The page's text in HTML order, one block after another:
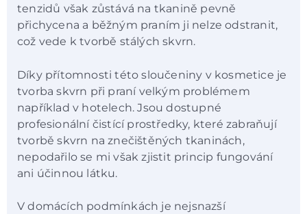
tenzidů však zůstává na tkanině pevně
přichycena a běžným praním ji nelze odstranit,
což vede k tvorbě stálých skvrn.
Díky přítomnosti této sloučeniny v kosmetice je
tvorba skvrn při praní velkým problémem
například v hotelech. Jsou dostupné
profesionální čistící prostředky, které zabraňují
tvorbě skvrn na znečištěných tkaninách,
nepodařilo se mi však zjistit princip fungování
ani účinnou látku.
V domácích podmínkách je nejsnazší